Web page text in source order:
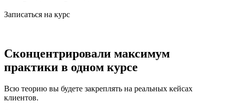
Записаться на курс
Сконцентрировали максимум
практики в одном курсе
Всю теорию вы будете закреплять на реальных кейсах
клиентов.